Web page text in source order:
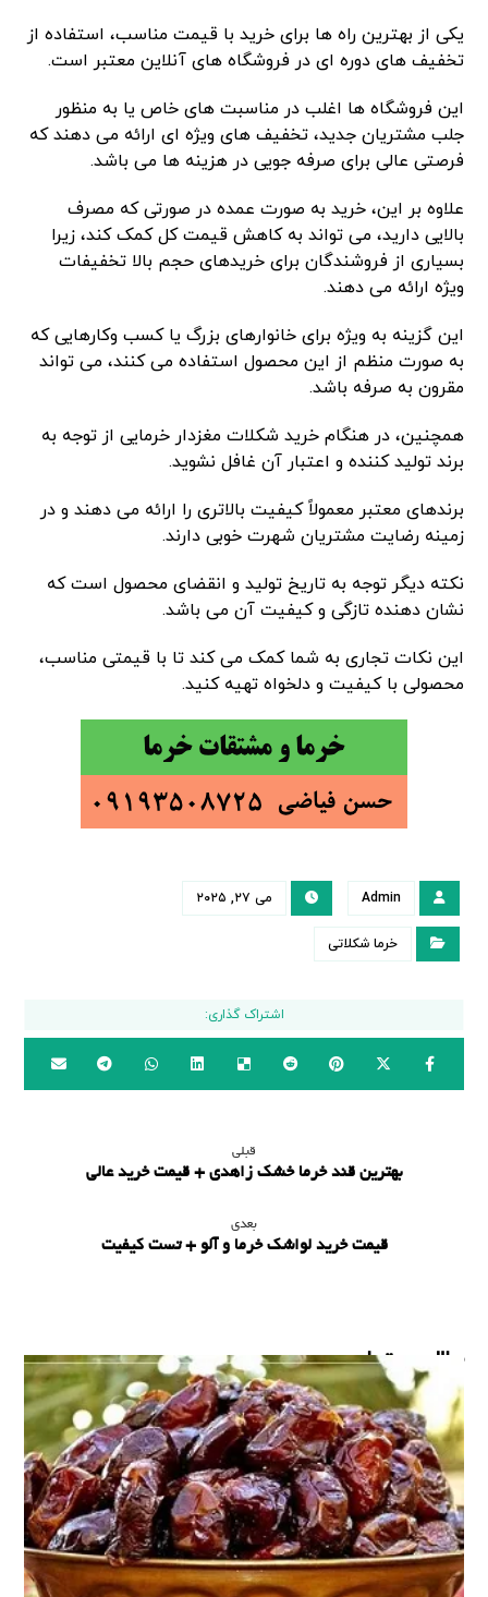
یکی از بهترین راه ها برای خرید با قیمت مناسب، استفاده از
تخفیف های دوره ای در فروشگاه های آنلاین معتبر است.
این فروشگاه ها اغلب در مناسبت های خاص یا به منظور
جلب مشتریان جدید، تخفیف های ویژه ای ارائه می دهند که
فرصتی عالی برای صرفه جویی در هزینه ها می باشد.
علاوه بر این، خرید به صورت عمده در صورتی که مصرف
بالایی دارید، می تواند به کاهش قیمت کل کمک کند، زیرا
بسیاری از فروشندگان برای خریدهای حجم بالا تخفیفات
ویژه ارائه می دهند.
این گزینه به ویژه برای خانوارهای بزرگ یا کسب وکارهایی که
به صورت منظم از این محصول استفاده می کنند، می تواند
مقرون به صرفه باشد.
همچنین، در هنگام خرید شکلات مغزدار خرمایی از توجه به
برند تولید کننده و اعتبار آن غافل نشوید.
برندهای معتبر معمولاً کیفیت بالاتری را ارائه می دهند و در
زمینه رضایت مشتریان شهرت خوبی دارند.
نکته دیگر توجه به تاریخ تولید و انقضای محصول است که
نشان دهنده تازگی و کیفیت آن می باشد.
این نکات تجاری به شما کمک می کند تا با قیمتی مناسب،
محصولی با کیفیت و دلخواه تهیه کنید.
Admin می ۲۷, ۲۰۲۵
خرما شکلاتی
قبلی
بهترین قند خرما خشک زاهدی + قیمت خرید عالی
بعدی
قیمت خرید لواشک خرما و آلو + تست کیفیت
مطالب مرتبط ...